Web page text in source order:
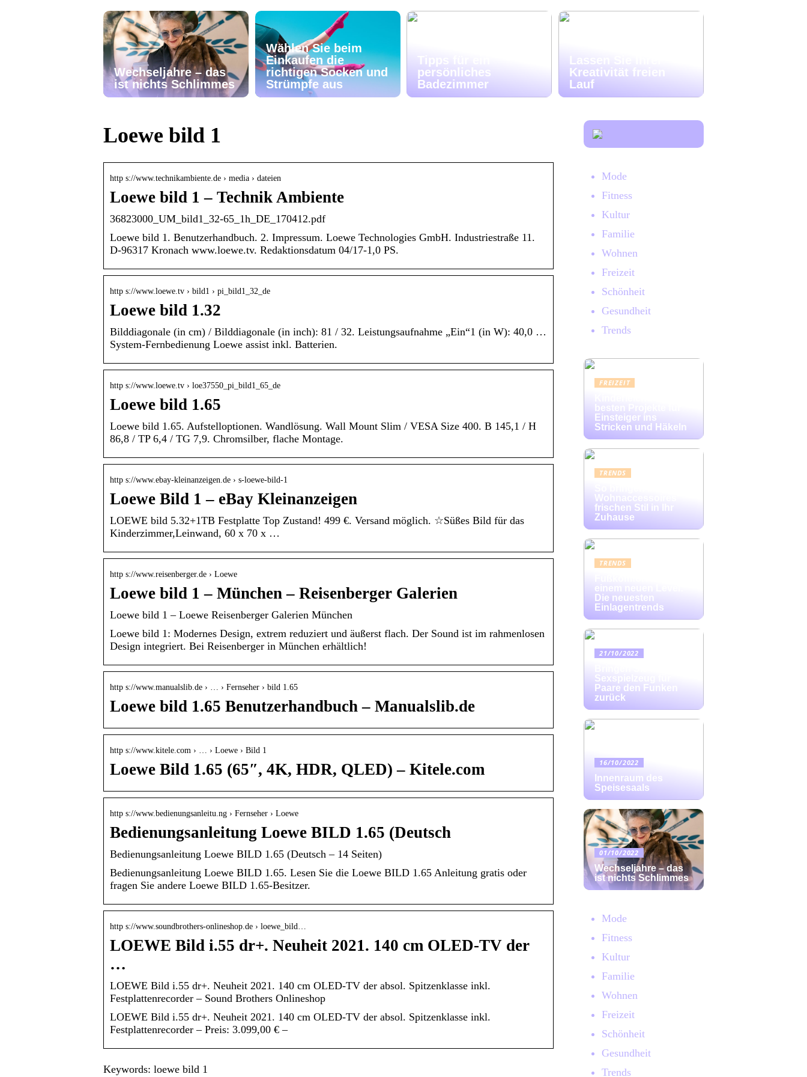
Wechseljahre – das
ist nichts Schlimmes
Wählen Sie beim
Einkaufen die
richtigen Socken und
Strümpfe aus
Tipps für ein
persönliches
Badezimmer
Lassen Sie Ihrer
Kreativität freien
Lauf
Loewe bild 1
http s://www.technikambiente.de › media › dateien
Loewe bild 1 – Technik Ambiente
36823000_UM_bild1_32-65_1h_DE_170412.pdf
Loewe bild 1. Benutzerhandbuch. 2. Impressum. Loewe Technologies GmbH. Industriestraße 11.
D-96317 Kronach www.loewe.tv. Redaktionsdatum 04/17-1,0 PS.
http s://www.loewe.tv › bild1 › pi_bild1_32_de
Loewe bild 1.32
Bilddiagonale (in cm) / Bilddiagonale (in inch): 81 / 32. Leistungsaufnahme „Ein“1 (in W): 40,0 …
System-Fernbedienung Loewe assist inkl. Batterien.
http s://www.loewe.tv › loe37550_pi_bild1_65_de
Loewe bild 1.65
Loewe bild 1.65. Aufstelloptionen. Wandlösung. Wall Mount Slim / VESA Size 400. B 145,1 / H
86,8 / TP 6,4 / TG 7,9. Chromsilber, flache Montage.
http s://www.ebay-kleinanzeigen.de › s-loewe-bild-1
Loewe Bild 1 – eBay Kleinanzeigen
LOEWE bild 5.32+1TB Festplatte Top Zustand! 499 €. Versand möglich. ☆Süßes Bild für das
Kinderzimmer,Leinwand, 60 x 70 x …
http s://www.reisenberger.de › Loewe
Loewe bild 1 – München – Reisenberger Galerien
Loewe bild 1 – Loewe Reisenberger Galerien München
Loewe bild 1: Modernes Design, extrem reduziert und äußerst flach. Der Sound ist im rahmenlosen
Design integriert. Bei Reisenberger in München erhältlich!
http s://www.manualslib.de › … › Fernseher › bild 1.65
Loewe bild 1.65 Benutzerhandbuch – Manualslib.de
http s://www.kitele.com › … › Loewe › Bild 1
Loewe Bild 1.65 (65″, 4K, HDR, QLED) – Kitele.com
http s://www.bedienungsanleitu.ng › Fernseher › Loewe
Bedienungsanleitung Loewe BILD 1.65 (Deutsch
Bedienungsanleitung Loewe BILD 1.65 (Deutsch – 14 Seiten)
Bedienungsanleitung Loewe BILD 1.65. Lesen Sie die Loewe BILD 1.65 Anleitung gratis oder
fragen Sie andere Loewe BILD 1.65-Besitzer.
http s://www.soundbrothers-onlineshop.de › loewe_bild…
LOEWE Bild i.55 dr+. Neuheit 2021. 140 cm OLED-TV der
…
LOEWE Bild i.55 dr+. Neuheit 2021. 140 cm OLED-TV der absol. Spitzenklasse inkl.
Festplattenrecorder – Sound Brothers Onlineshop
LOEWE Bild i.55 dr+. Neuheit 2021. 140 cm OLED-TV der absol. Spitzenklasse inkl.
Festplattenrecorder – Preis: 3.099,00 € –
Keywords: loewe bild 1
Mode
Fitness
Kultur
Familie
Wohnen
Freizeit
Schönheit
Gesundheit
Trends
FREIZEIT
besten Projekte für
Einsteiger ins
Stricken und Häkeln
TRENDS
Wohnaccessoires
frischen Stil in Ihr
Zuhause
TRENDS
einem neuen Level:
Die neuesten
Einlagentrends
21/10/2022
Sexspielzeug für
Paare den Funken
zurück
16/10/2022
Innenraum des
Speisesaals
01/10/2022
Wechseljahre – das
ist nichts Schlimmes
Mode
Fitness
Kultur
Familie
Wohnen
Freizeit
Schönheit
Gesundheit
Trends